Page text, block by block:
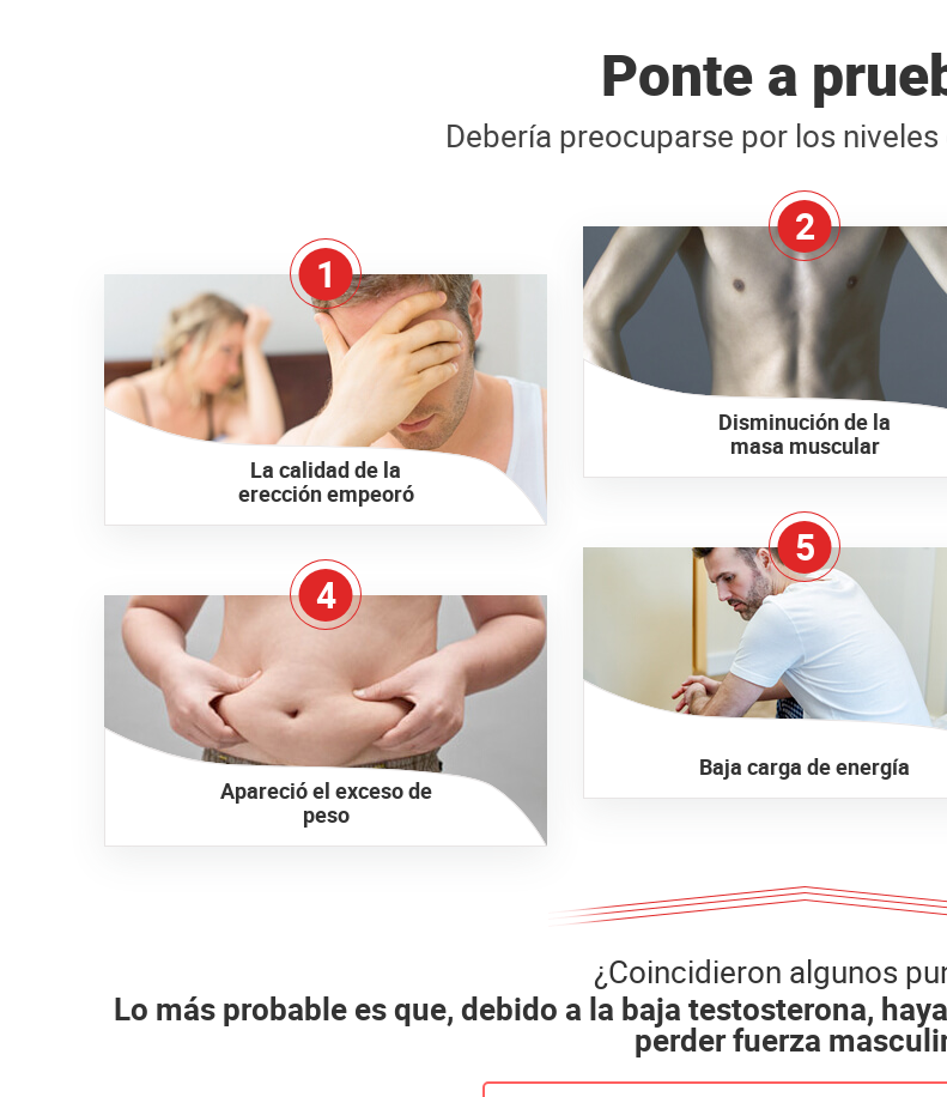
Ponte a
Debería preocuparse por los
1
La calidad de la
erección empeoró
2
Disminución de la
masa muscular
4
Apareció el exceso de
peso
5
Baja carga de energía
¿Coincidieron algunos
Lo más probable es que, debido a la baja testosterona,
perder fuerza